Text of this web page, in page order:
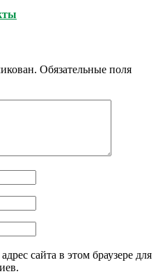
Обязательные поля
сайта в этом браузере для